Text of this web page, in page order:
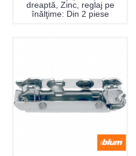
dreaptă, Zinc, reglaj pe
înălţime: Din 2 piese